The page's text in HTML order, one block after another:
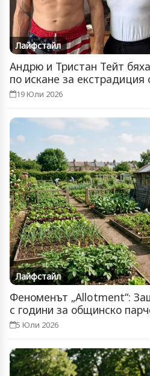
Лайфстайл
Андрю и Тристан Тейт
по искане за екстрадиция
19 Юли 2026
Лайфстайл
Феноменът „Allotment“:
с години за общинско
5 Юли 2026